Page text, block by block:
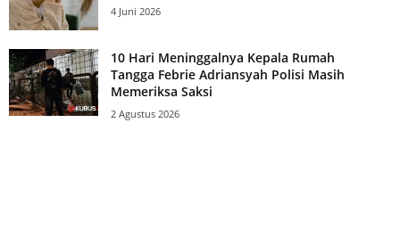
4 Juni 2026
10 Hari Meninggalnya Kepala Rumah
Tangga Febrie Adriansyah Polisi Masih
Memeriksa Saksi
2 Agustus 2026